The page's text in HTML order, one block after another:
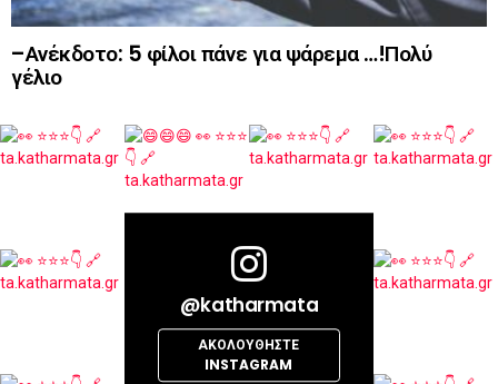
–Ανέκδοτο: 5 φίλοι πάνε για ψάρεμα …!Πολύ
γέλιο
@katharmata
ΑΚΟΛΟΥΘΉΣΤΕ
INSTAGRAM